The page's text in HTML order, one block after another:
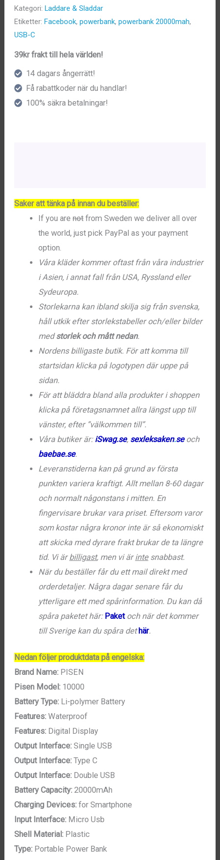
Kategori: Laddare & Sladdar
Etiketter: Facebook, powerbank, powerbank 20000mah,
USB-C
39kr frakt till hela världen!
14 dagars ångerrätt!
Få rabattkoder när du handlar!
100% säkra betalningar!
Saker att tänka på innan du beställer:
If you arenot from Sweden we deliver all over
the world, just pick PayPal as your payment
option.
Våra kläder kommer oftast från våra industrier
i Asien, i annat fall från USA, Ryssland eller
Sydeuropa.
Storlekarna kan ibland skilja sig från svenska,
håll utkik efter storlekstabeller och/eller bilder
medstorlek och mått nedan.
Nordens billigaste butik. För att komma till
startsidan klicka på logotypen där uppe på
sidan.
För att bläddra bland alla produkter i shoppen
klicka på företagsnamnet allra längst upp till
vänster, efter ”välkommen till”.
Våra butiker är: iSwag.se, sexleksaken.seoch
baebae.se.
Leveranstiderna kan på grund av första
punkten variera kraftigt. Allt mellan 8-60 dagar
och normalt någonstans i mitten. En
fingervisare brukar vara priset. Eftersom varor
som kostar några kronor inte är så ekonomiskt
att skicka med dyrare frakt brukar de ta längre
tid. Vi ärbilligast, men vi ärintesnabbast.
När du beställer får du ett mail direkt med
orderdetaljer. Några dagar senare får du
ytterligare ett med spårinformation. Du kan då
spåra paketet här: Paket och när det kommer
till Sverige kan du spåra dethär.
Nedan följer produktdata på engelska:
Brand Name:PISEN
Pisen Model:10000
Battery Type:Li-polymer Battery
Features:Waterproof
Features:Digital Display
Output Interface:Single USB
Output Interface:Type C
Output Interface:Double USB
Battery Capacity:20000mAh
Charging Devices:for Smartphone
Input Interface:Micro Usb
Shell Material:Plastic
Type:Portable Power Bank